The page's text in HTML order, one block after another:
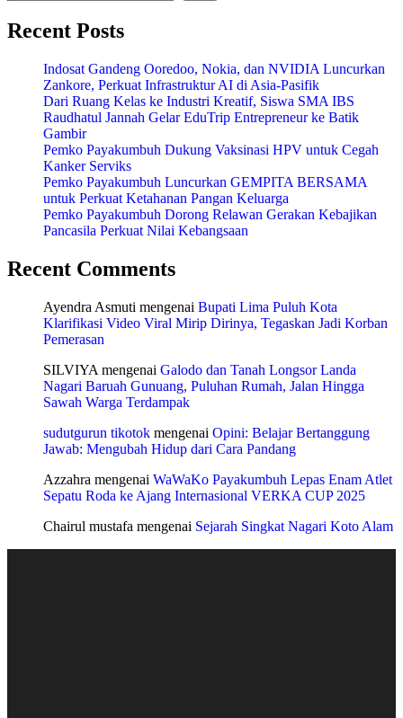
Recent Posts
Indosat Gandeng Ooredoo, Nokia, dan NVIDIA Luncurkan
Zankore, Perkuat Infrastruktur AI di Asia-Pasifik
Dari Ruang Kelas ke Industri Kreatif, Siswa SMA IBS
Raudhatul Jannah Gelar EduTrip Entrepreneur ke Batik
Gambir
Pemko Payakumbuh Dukung Vaksinasi HPV untuk Cegah
Kanker Serviks
Pemko Payakumbuh Luncurkan GEMPITA BERSAMA
untuk Perkuat Ketahanan Pangan Keluarga
Pemko Payakumbuh Dorong Relawan Gerakan Kebajikan
Pancasila Perkuat Nilai Kebangsaan
Recent Comments
Ayendra Asmuti mengenai Bupati Lima Puluh Kota
Klarifikasi Video Viral Mirip Dirinya, Tegaskan Jadi Korban
Pemerasan
SILVIYA mengenai Galodo dan Tanah Longsor Landa
Nagari Baruah Gunuang, Puluhan Rumah, Jalan Hingga
Sawah Warga Terdampak
sudutgurun tikotok mengenai Opini: Belajar Bertanggung
Jawab: Mengubah Hidup dari Cara Pandang
Azzahra mengenai WaWaKo Payakumbuh Lepas Enam Atlet
Sepatu Roda ke Ajang Internasional VERKA CUP 2025
Chairul mustafa mengenai Sejarah Singkat Nagari Koto Alam